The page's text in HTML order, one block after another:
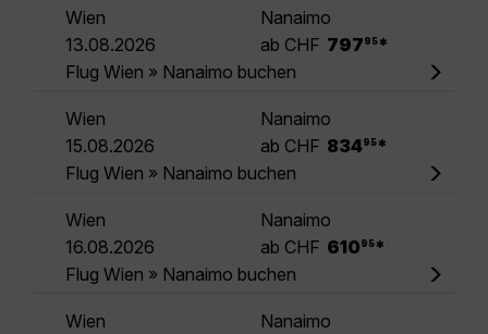
Wien
Nanaimo
13.08.2026
ab CHF 797 95 *
Flug Wien » Nanaimo buchen
Wien
Nanaimo
15.08.2026
ab CHF 83495 *
Flug Wien » Nanaimo buchen
Wien
Nanaimo
16.08.2026
ab CHF 610 95 *
Flug Wien » Nanaimo buchen
Wien
Nanaimo